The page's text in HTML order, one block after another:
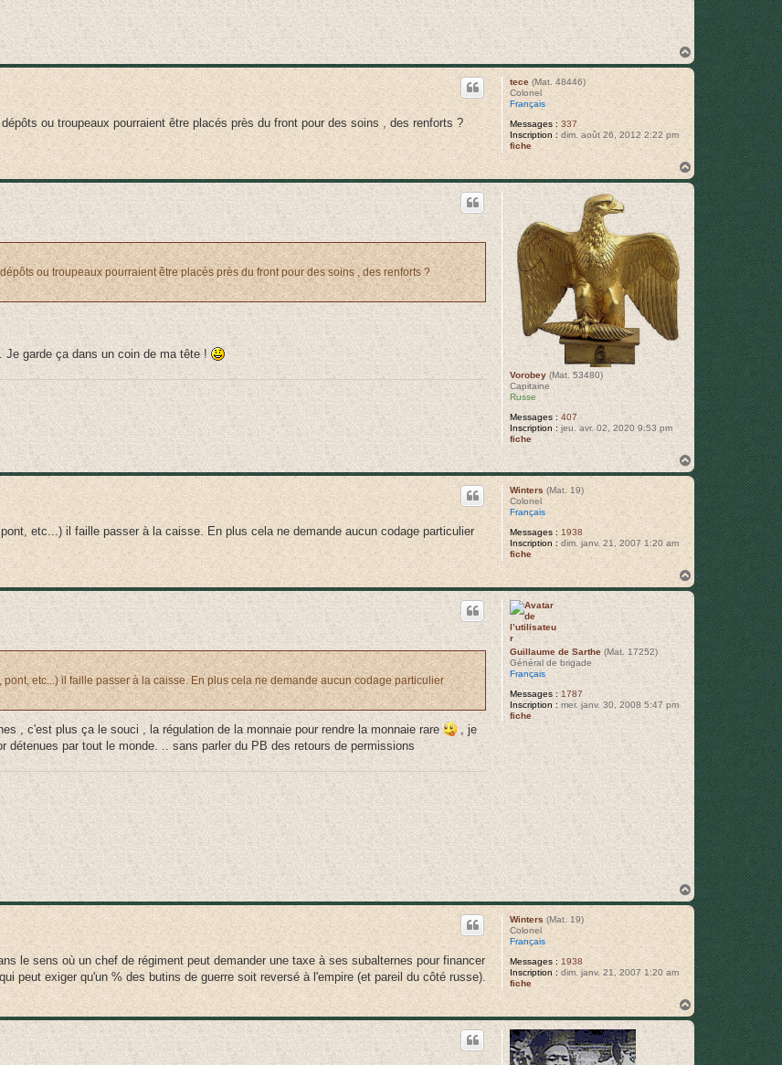
H
a
u
tece (Mat. 48446)
Colonel
Français
Messages : 337
Inscription : dim. août 26, 2012 2:22 pm
fiche
ou troupeaux pourraient être placés près du front pour des soins , des renforts ?
a
u
Vorobey (Mat. 53480)
Capitaine
Russe
Messages : 407
Inscription :jeu. avr. 02, 2020 9:53 pm
fiche
ou troupeaux pourraient être placés près du front pour des soins , des renforts ?
Je garde ça dans un coin de ma tête !
a
u
Winters (Mat. 19)
Colonel
Français
Messages : 1938
Inscription : dim. janv. 21, 2007 1:20 am
fiche
etc...) il faille passer à la caisse. En plus cela ne demande aucun codage particulier
H
a
u
Guillaume de Sarthe (Mat. 17252)
Général de brigade
Français
Messages : 1787
Inscription : mer. janv. 30, 2008 5:47 pm
fiche
etc...) il faille passer à la caisse. En plus cela ne demande aucun codage particulier
, c'est plus ça le souci , la régulation de la monnaie pour rendre la monnaie rare
, je
par tout le monde. .. sans parler du PB des retours de permissions
H
a
u
Winters (Mat. 19)
Colonel
Français
Messages : 1938
Inscription : dim. janv. 21, 2007 1:20 am
fiche
le sens où un chef de régiment peut demander une taxe à ses subalternes pour financer
peut exiger qu'un % des butins de guerre soit reversé à l'empire (et pareil du côté russe).
H
a
u